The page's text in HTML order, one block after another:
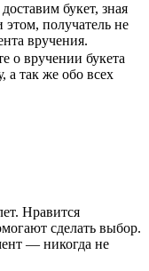
букет, зная
этом, получатель не
вручения.
о вручении букета
а так же обо всех
Нравится
сделать выбор.
— никогда не